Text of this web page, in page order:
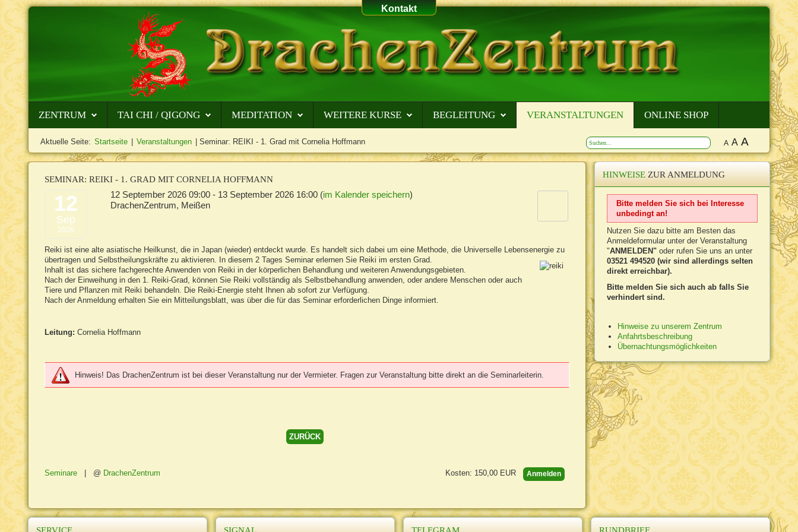
Kontakt
ZENTRUM TAI CHI / QIGONG MEDITATION WEITERE KURSE BEGLEITUNG VERANSTALTUNGEN ONLINE SHOP
Aktuelle Seite: Startseite Veranstaltungen |Seminar: REIKI - 1. Grad mit Cornelia Hoffmann A A A
SEMINAR:REIKI - 1. GRAD MIT CORNELIA HOFFMANN
12
Sep
2026
12 September 202609:00 - 13 September 2026 16:00 (im Kalender speichern)
DrachenZentrum, Meißen
Reiki ist eine alte asiatische Heilkunst, die in Japan (wieder) entdeckt wurde. Es handelt sich dabei um eine Methode, die Universelle Lebensenergie zu
übertragen und Selbstheilungskräfte zu aktivieren. In diesem 2 Tages Seminar erlernen Sie Reiki im ersten Grad.
Inhalt ist das sichere fachgerechte Anwenden von Reiki in der körperlichen Behandlung und weiteren Anwendungsgebieten.
Nach der Einweihung in den 1. Reiki-Grad, können Sie Reiki vollständig als Selbstbehandlung anwenden, oder andere Menschen oder auch
Tiere und Pflanzen mit Reiki behandeln. Die Reiki-Energie steht Ihnen ab sofort zur Verfügung.
Nach der Anmeldung erhalten Sie ein Mitteilungsblatt, was über die für das Seminar erforderlichen Dinge informiert.
Leitung: Cornelia Hoffmann
Hinweis! Das DrachenZentrum ist bei dieser Veranstaltung nur der Vermieter. Fragen zur Veranstaltung bitte direkt an die Seminarleiterin.
ZURÜCK
Anmelden
Kosten: 150,00 EUR
Seminare DrachenZentrum
HINWEISE ZUR ANMELDUNG
Bitte melden Sie sich bei Interesse
unbedingt an!
Nutzen Sie dazu bitte am Besten das
Anmeldeformular unter der Veranstaltung
"ANMELDEN" oder rufen Sie uns an unter
03521 494520 (wir sind allerdings selten
direkt erreichbar).
Bitte melden Sie sich auch ab falls Sie
verhindert sind.
Hinweise zu unserem Zentrum
Anfahrtsbeschreibung
Übernachtungsmöglichkeiten
SERVICE SIGNAL TELEGRAM RUNDBRIEF